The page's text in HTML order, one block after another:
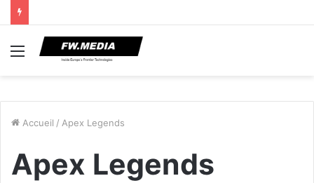
Menu
Accueil / Apex Legends
Apex Legends